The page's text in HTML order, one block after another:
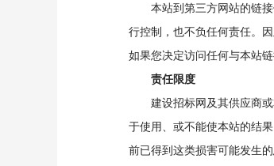
本站到第三方网站的链接
行控制，也不负任何责任。
如果您决定访问任何与本站
责任限度
建设招标网及其供应商或
于使用、或不能使本站的结
前已得到这类损害可能发生